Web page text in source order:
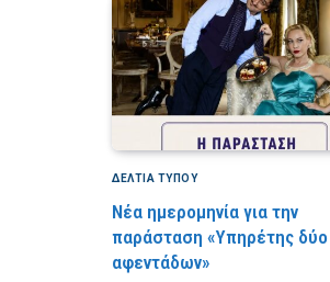
ΔΕΛΤΙΑ ΤΥΠΟΥ
Νέα ημερομηνία για την
παράσταση «Υπηρέτης δύο
αφεντάδων»